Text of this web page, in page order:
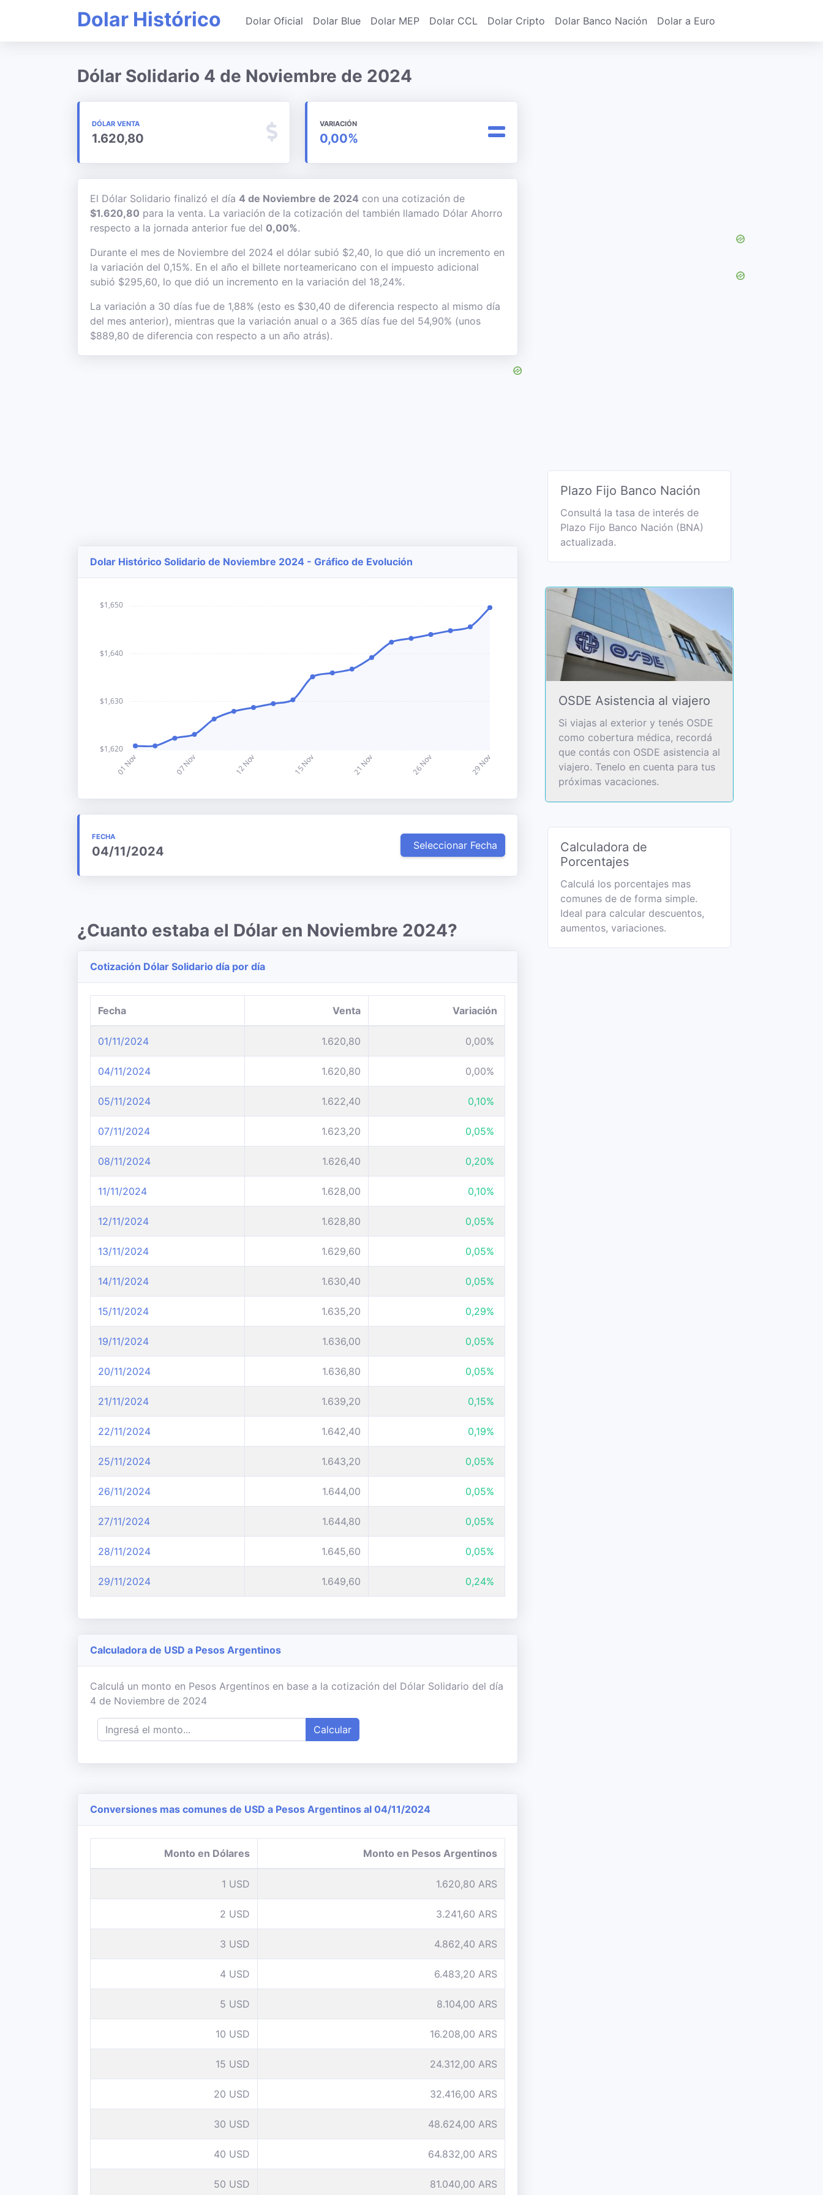
Dolar Histórico Dolar Oficial Dolar Blue Dolar MEP Dolar CCL Dolar Cripto Dolar Banco Nación Dolar a Euro
Dólar Solidario 4 de Noviembre de 2024
DÓLAR VENTA
1.620,80
VARIACIÓN
0,00%
El Dólar Solidario finalizó el día 4 de Noviembre de 2024 con una cotización de
$1.620,80 para la venta. La variación de la cotización del también llamado Dólar Ahorro
respecto a la jornada anterior fue del 0,00%.
Durante el mes de Noviembre del 2024 el dólar subió $2,40, lo que dió un incremento en
la variación del 0,15%. En el año el billete norteamericano con el impuesto adicional
subió $295,60, lo que dió un incremento en la variación del 18,24%.
La variación a 30 días fue de 1,88% (esto es $30,40 de diferencia respecto al mismo día
del mes anterior), mientras que la variación anual o a 365 días fue del 54,90% (unos
$889,80 de diferencia con respecto a un año atrás).
Dolar Histórico Solidario de Noviembre 2024 - Gráfico de Evolución
FECHA
04/11/2024 Seleccionar Fecha
¿Cuanto estaba el Dólar en Noviembre 2024?
Cotización Dólar Solidario día por día
Fecha Venta Variación
01/11/2024 1.620,80 0,00%
04/11/2024 1.620,80 0,00%
05/11/2024 1.622,40 0,10%
07/11/2024 1.623,20 0,05%
08/11/2024 1.626,40 0,20%
11/11/2024 1.628,00 0,10%
12/11/2024 1.628,80 0,05%
13/11/2024 1.629,60 0,05%
14/11/2024 1.630,40 0,05%
15/11/2024 1.635,20 0,29%
19/11/2024 1.636,00 0,05%
20/11/2024 1.636,80 0,05%
21/11/2024 1.639,20 0,15%
22/11/2024 1.642,40 0,19%
25/11/2024 1.643,20 0,05%
26/11/2024 1.644,00 0,05%
27/11/2024 1.644,80 0,05%
28/11/2024 1.645,60 0,05%
29/11/2024 1.649,60 0,24%
Calculadora de USD a Pesos Argentinos
Calculá un monto en Pesos Argentinos en base a la cotización del Dólar Solidario del día
4 de Noviembre de 2024
Calcular
Conversiones mas comunes de USD a Pesos Argentinos al 04/11/2024
Monto en Dólares Monto en Pesos Argentinos
1 USD 1.620,80 ARS
2 USD 3.241,60 ARS
3 USD 4.862,40 ARS
4 USD 6.483,20 ARS
5 USD 8.104,00 ARS
10 USD 16.208,00 ARS
15 USD 24.312,00 ARS
20 USD 32.416,00 ARS
30 USD 48.624,00 ARS
40 USD 64.832,00 ARS
50 USD 81.040,00 ARS
Plazo Fijo Banco Nación
Consultá la tasa de interés de
Plazo Fijo Banco Nación (BNA)
actualizada.
OSDE Asistencia al viajero
Si viajas al exterior y tenés OSDE
como cobertura médica, recordá
que contás con OSDE asistencia al
viajero. Tenelo en cuenta para tus
próximas vacaciones.
Calculadora de
Porcentajes
Calculá los porcentajes mas
comunes de de forma simple.
Ideal para calcular descuentos,
aumentos, variaciones.